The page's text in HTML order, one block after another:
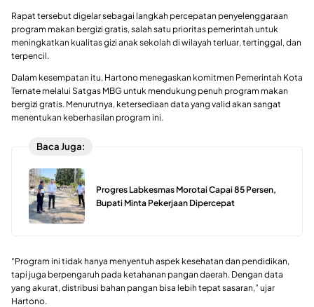
Rapat tersebut digelar sebagai langkah percepatan penyelenggaraan
program makan bergizi gratis, salah satu prioritas pemerintah untuk
meningkatkan kualitas gizi anak sekolah di wilayah terluar, tertinggal, dan
terpencil.
Dalam kesempatan itu, Hartono menegaskan komitmen Pemerintah Kota
Ternate melalui Satgas MBG untuk mendukung penuh program makan
bergizi gratis. Menurutnya, ketersediaan data yang valid akan sangat
menentukan keberhasilan program ini.
Baca Juga:
Progres Labkesmas Morotai Capai 85 Persen,
Bupati Minta Pekerjaan Dipercepat
“Program ini tidak hanya menyentuh aspek kesehatan dan pendidikan,
tapi juga berpengaruh pada ketahanan pangan daerah. Dengan data
yang akurat, distribusi bahan pangan bisa lebih tepat sasaran,” ujar
Hartono.